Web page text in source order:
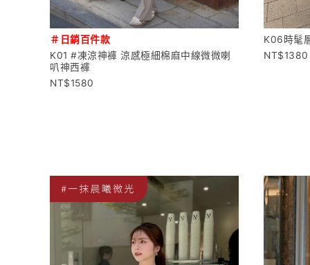
＃日銷百件款
K01 #凍涼神褲 涼感極細棉麻中線微微喇
叭神西褲
1580
K06時髦
1380